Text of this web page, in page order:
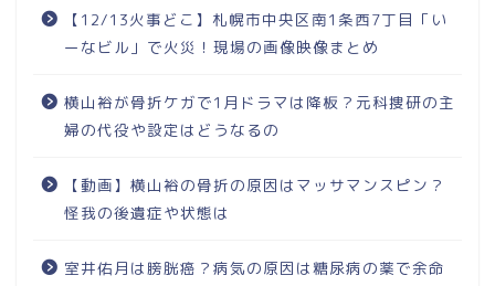
【12/13火事どこ】札幌市中央区南1条西7丁目「い
ーなビル」で火災！現場の画像映像まとめ
横山裕が骨折ケガで1月ドラマは降板？元科捜研の主
婦の代役や設定はどうなるの
【動画】横山裕の骨折の原因はマッサマンスピン？
怪我の後遺症や状態は
室井佑月は膀胱癌？病気の原因は糖尿病の薬で余命